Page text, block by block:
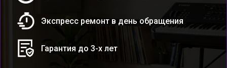
Экспресс ремонт в день обращения
Гарантия до 3-х лет